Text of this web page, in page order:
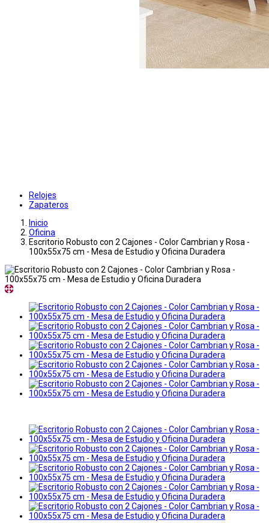
Relojes
Zapateros
Inicio
Oficina
Escritorio Robusto con 2 Cajones - Color Cambrian y Rosa -
100x55x75 cm - Mesa de Estudio y Oficina Duradera